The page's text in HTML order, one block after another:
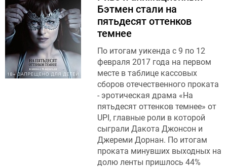
Бэтмен стали на
пятьдесят оттенков
темнее
По итогам уикенда с 9 по 12
февраля 2017 года на первом
месте в таблице кассовых
сборов отечественного проката
- эротическая драма «На
пятьдесят оттенков темнее» от
UPI, главные роли в которой
сыграли Дакота Джонсон и
Джереми Дорнан. По итогам
проката минувших выходных на
долю ленты пришлось 44%